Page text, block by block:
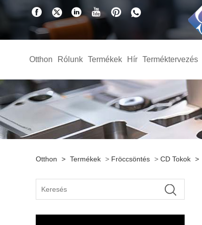
Otthon Rólunk Termékek Hír Terméktervezés
Otthon > Termékek > Fröccsöntés > CD Tokok >